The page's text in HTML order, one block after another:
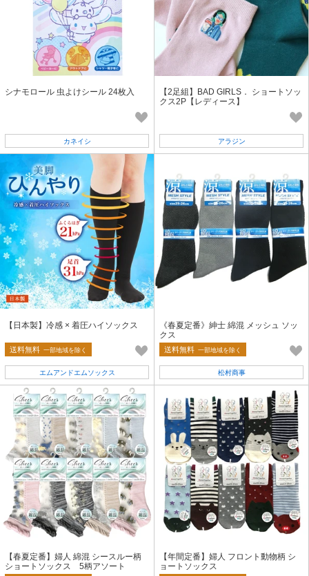
シナモロール 虫よけシール 24枚入
カネイシ
【2足組】BAD GIRLS． ショートソッ
クス2P【レディース】
アラジン
【日本製】冷感 × 着圧ハイソックス
送料無料 一部地域を除く
エムアンドエムソックス
《春夏定番》紳士 綿混 メッシュ ソッ
クス
送料無料 一部地域を除く
松村商事
【春夏定番】婦人 綿混 シースルー柄
ショートソックス 5柄アソート
【年間定番】婦人 フロント動物柄 シ
ョートソックス